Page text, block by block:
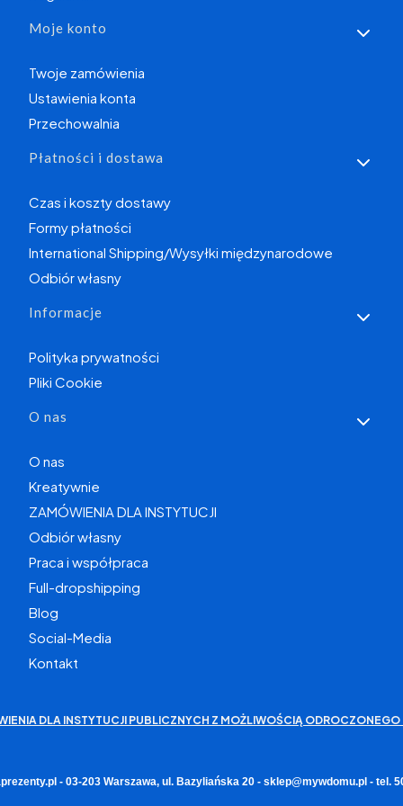
Moje konto
Twoje zamówienia
Ustawienia konta
Przechowalnia
Płatności i dostawa
Czas i koszty dostawy
Formy płatności
International Shipping/Wysyłki międzynarodowe
Odbiór własny
Informacje
Polityka prywatności
Pliki Cookie
O nas
O nas
Kreatywnie
ZAMÓWIENIA DLA INSTYTUCJI
Odbiór własny
Praca i współpraca
Full-dropshipping
Blog
Social-Media
Kontakt
DLA INSTYTUCJI PUBLICZNYCH Z MOŻLIWOŚCIĄ ODROCZONEGO
- 03-203 Warszawa, ul. Bazyliańska 20 - sklep@mywdomu.pl - tel.